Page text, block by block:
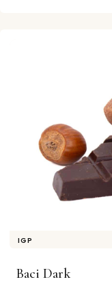
IGP
Baci Dark